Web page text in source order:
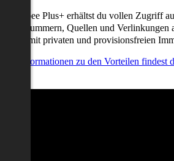
Flatbee Plus+ erhältst du vollen Zugriff
Quellen und Verlinkungen
mit privaten und provisionsfreien
Informationen zu den Vorteilen findest